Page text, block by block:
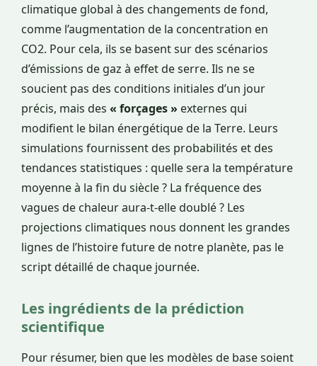
climatique global à des changements de fond,
comme l’augmentation de la concentration en
CO2. Pour cela, ils se basent sur des scénarios
d’émissions de gaz à effet de serre. Ils ne se
soucient pas des conditions initiales d’un jour
précis, mais des « forçages » externes qui
modifient le bilan énergétique de la Terre. Leurs
simulations fournissent des probabilités et des
tendances statistiques : quelle sera la température
moyenne à la fin du siècle ? La fréquence des
vagues de chaleur aura-t-elle doublé ? Les
projections climatiques nous donnent les grandes
lignes de l’histoire future de notre planète, pas le
script détaillé de chaque journée.
Les ingrédients de la prédiction
scientifique
Pour résumer, bien que les modèles de base soient